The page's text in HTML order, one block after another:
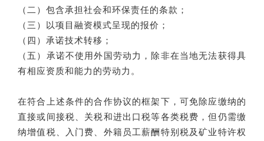
（二）包含承担社会和环保责任的条款；
（三）以项目融资模式呈现的报价；
（四）承诺技术转移；
（五）承诺不使用外国劳动力，除非在当地无法获得具
有相应资质和能力的劳动力。
在符合上述条件的合作协议的框架下，可免除应缴纳的
直接或间接税、关税和进出口税等各类税费，但仍需缴
纳增值税、入门费、外籍员工薪酬特别税及矿业特许权